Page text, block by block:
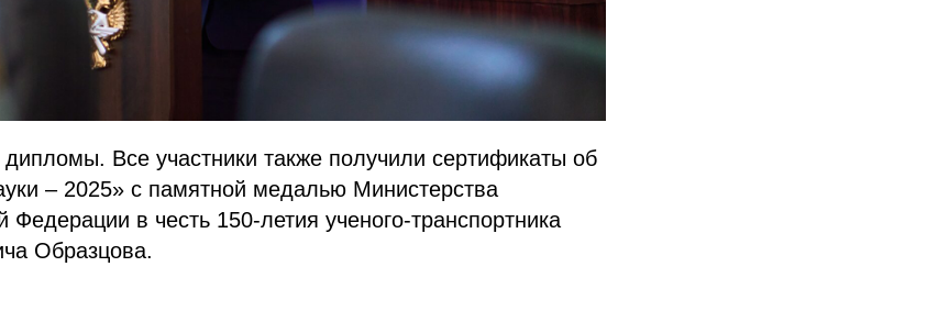
Все участники также получили сертификаты об
– 2025» с памятной медалью Министерства
Федерации в честь 150-летия ученого-транспортника
Образцова.